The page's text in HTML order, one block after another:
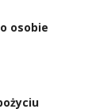
osobie